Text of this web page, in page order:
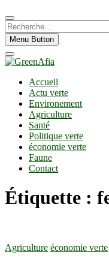
Recherche…
Menu Button
Accueil
Actu verte
Environement
Agriculture
Santé
Politique verte
économie verte
Faune
Contact
Étiquette :
Agriculture économie verte